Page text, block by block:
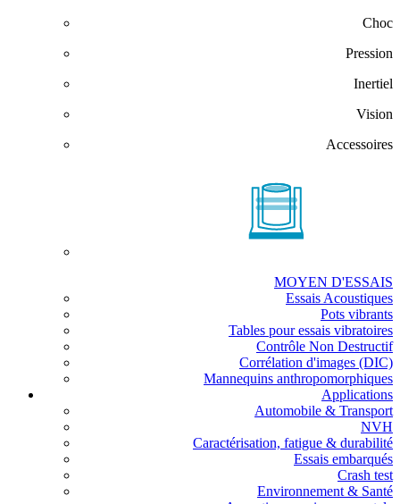
Choc
Pression
Inertiel
Vision
Accessoires
MOYEN D'ESSAIS
Essais Acoustiques
Pots vibrants
Tables pour essais vibratoires
Contrôle Non Destructif
Corrélation d'images (DIC)
Mannequins anthropomorphiques
Applications
Automobile & Transport
NVH
Caractérisation, fatigue & durabilité
Essais embarqués
Crash test
Environnement & Santé